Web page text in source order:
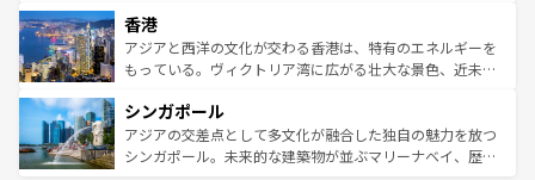
とつ。フォーやバインミー、ベトナムコーヒーなどは、ぜ
ひ現地で味わいたい。どの地域を訪れてもあたたかい人々
が旅行者を迎えてくれるので、きっと忘れられない旅にな
参照してほしい。
の活気が交差している。北部ではチェンマイなどの山岳地
帯で自然と触れ合い、南部ではプーケットやクラビの美し
いビーチでリゾート気分を楽しむことができる。タイ料理
激する。気候は一年中温暖で、どの季節にも異なる楽しみ
が待っている。親しみやすいタイの人々、仏教を中心とし
た文化、そして多様な観光資源が、訪れる旅人を魅了し続
香港
アジアと西洋の文化が交わる香港は、特有のエネルギーを
もっている。ヴィクトリア湾に広がる壮大な景色、近未来
み、どこを訪れても感動するはず。観光スポットが密集し
ており、効率よく見どころを回れるのも魅力。息をのむよ
うな絶景から文化的な体験まで、香港を存分に楽しみ尽く
シンガポール
アジアの交差点として多文化が融合した独自の魅力を放つ
シンガポール。未来的な建築物が並ぶマリーナベイ、歴史